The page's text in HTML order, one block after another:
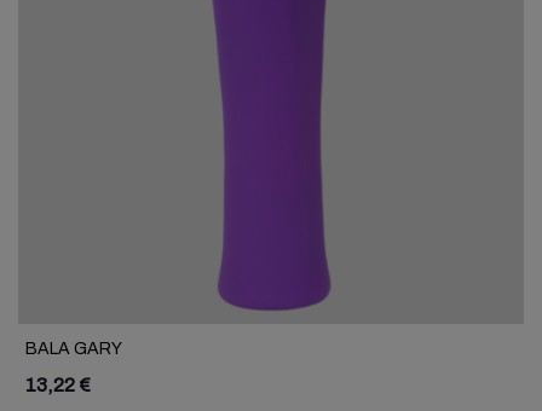
BALA GARY
13,22 €